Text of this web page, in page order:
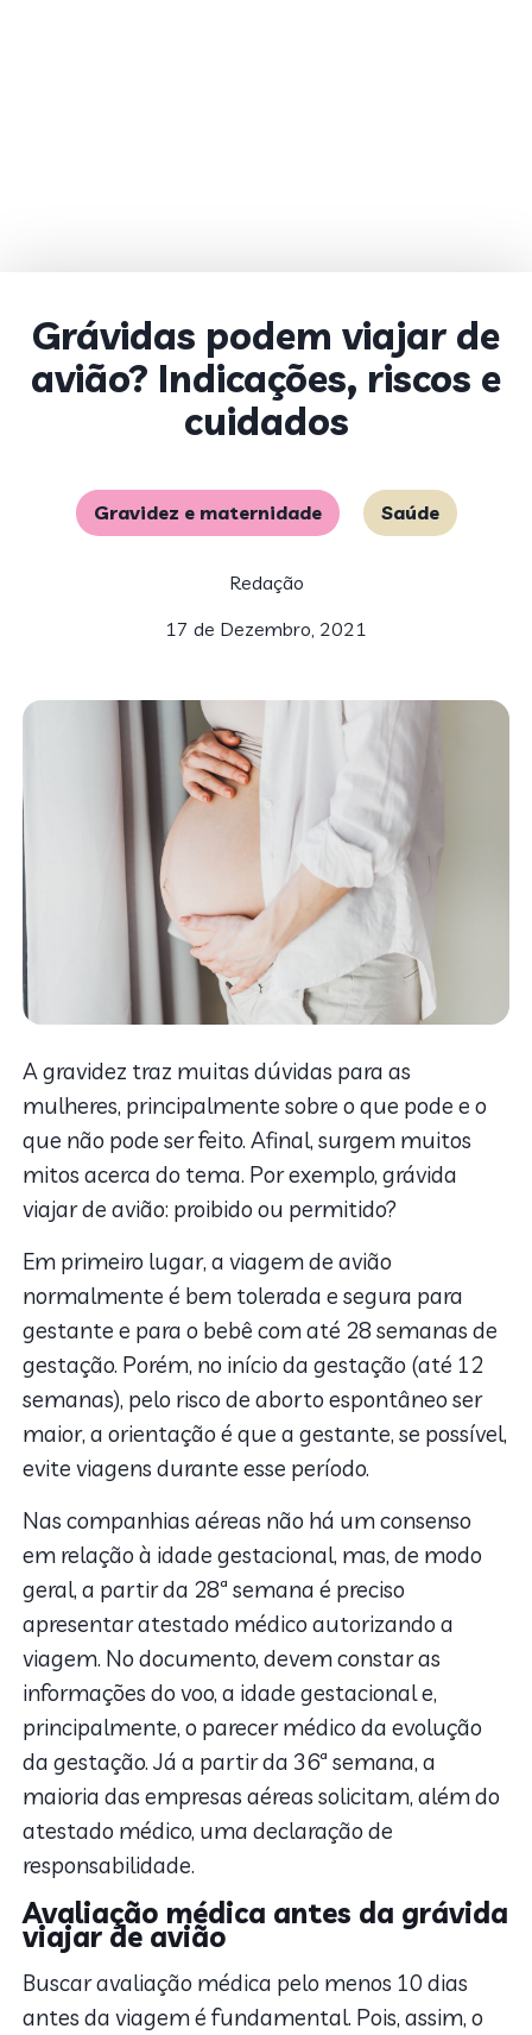
Grávidas podem viajar de
avião? Indicações, riscos e
cuidados
Gravidez e maternidade Saúde
Redação
17 de Dezembro, 2021
A gravidez traz muitas dúvidas para as
mulheres, principalmente sobre o que pode e o
que não pode ser feito. Afinal, surgem muitos
mitos acerca do tema. Por exemplo, grávida
viajar de avião: proibido ou permitido?
Em primeiro lugar, a viagem de avião
normalmente é bem tolerada e segura para
gestante e para o bebê com até 28 semanas de
gestação. Porém, no início da gestação (até 12
semanas), pelo risco de aborto espontâneo ser
maior, a orientação é que a gestante, se possível,
evite viagens durante esse período.
Nas companhias aéreas não há um consenso
em relação à idade gestacional, mas, de modo
geral, a partir da 28ª semana é preciso
apresentar atestado médico autorizando a
viagem. No documento, devem constar as
informações do voo, a idade gestacional e,
principalmente, o parecer médico da evolução
da gestação. Já a partir da 36ª semana, a
maioria das empresas aéreas solicitam, além do
atestado médico, uma declaração de
responsabilidade.
Avaliação médica antes da grávida
viajar de avião
Buscar avaliação médica pelo menos 10 dias
antes da viagem é fundamental. Pois, assim, o